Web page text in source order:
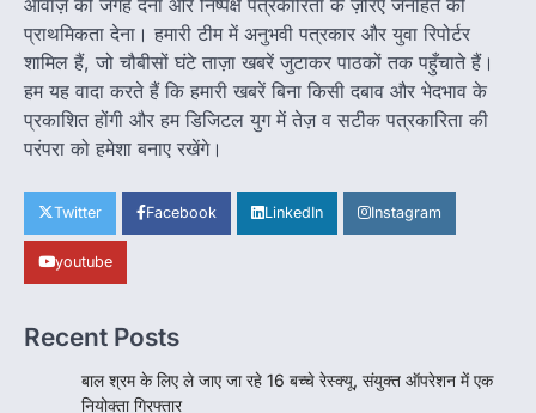
2
Jagjit Singh Grewal August 5, 2026
रायपुर। छत्तीसगढ़ के खिलाड़ियों का करीब आठ साल लंबा
इंतजार आखिरकार खत्म हो गया। राज्य…
3
बड़ी खबर
मिशन, BEML प्लांट समेत 7 बड़े फैसलों पर
कैबिनेट की मुहर
हमारे राज्य
राजधानी की सुरक्षा व्यवस्था मजबूत करने सांसद
आवाज़ को जगह देना और निष्पक्ष पत्रकारिता के ज़रिए जनहित को
प्राथमिकता देना। हमारी टीम में अनुभवी पत्रकार और युवा रिपोर्टर
शामिल हैं, जो चौबीसों घंटे ताज़ा खबरें जुटाकर पाठकों तक पहुँचाते हैं।
हम यह वादा करते हैं कि हमारी खबरें बिना किसी दबाव और भेदभाव के
प्रकाशित होंगी और हम डिजिटल युग में तेज़ व सटीक पत्रकारिता की
परंपरा को हमेशा बनाए रखेंगे।
Twitter Facebook LinkedIn Instagram
youtube
Recent Posts
बाल श्रम के लिए ले जाए जा रहे 16 बच्चे रेस्क्यू, संयुक्त ऑपरेशन में एक
नियोक्ता गिरफ्तार